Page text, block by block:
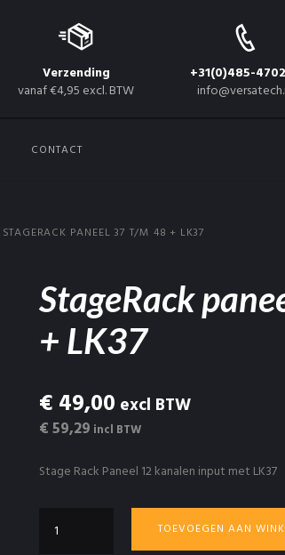
Verzending
vanaf €4,95 excl. BTW
+31(0)485-
CONTACT
STAGERACK PANEEL 37 T/M 48 + LK37
StageRack
+ LK37
€ 49,00 excl BTW
€ 59,29 incl BTW
Stage Rack Paneel 12 kanalen input met LK37
paneel
TOEVOEGEN AAN